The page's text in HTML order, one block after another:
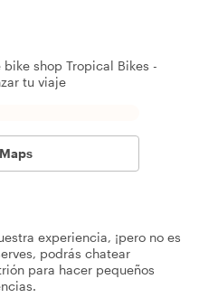
shop Tropical Bikes -
tu viaje
experiencia, ¡pero no es
podrás chatear
para hacer pequeños